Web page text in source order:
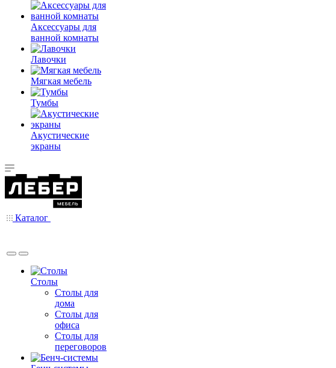
Аксессуары для
ванной комнаты
Лавочки
Мягкая мебель
Тумбы
Акустические
экраны
Каталог
Столы
Столы для
дома
Столы для
офиса
Столы для
переговоров